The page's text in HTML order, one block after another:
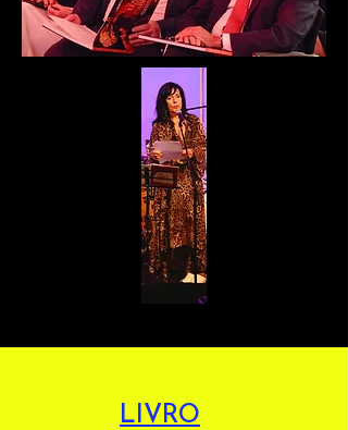
LIVRO